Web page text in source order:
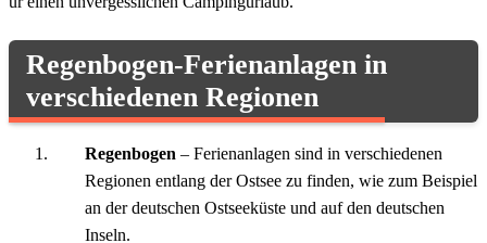
Regenbogen-Ferienanlagen in
verschiedenen Regionen
Regenbogen – Ferienanlagen sind in verschiedenen
Regionen entlang der Ostsee zu finden, wie zum Beispiel
an der deutschen Ostseeküste und auf den deutschen
Inseln.